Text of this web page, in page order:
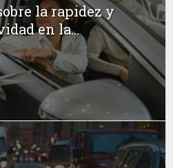
la rapidez y
en la...